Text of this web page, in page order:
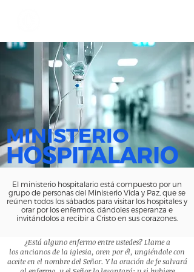
MINISTERIO
HOSPITALARIO
El ministerio hospitalario está compuesto por un
grupo de personas del Ministerio Vida y Paz, que se
reúnen todos los sábados para visitar los hospitales y
orar por los enfermos, dándoles esperanza e
invitándolos a recibir a Cristo en sus corazones.
¿Está alguno enfermo entre ustedes? Llame a
losancianos de la iglesia, oren por él, ungiéndole con
aceite en el nombre del Señor. Y la oración de fe salvará